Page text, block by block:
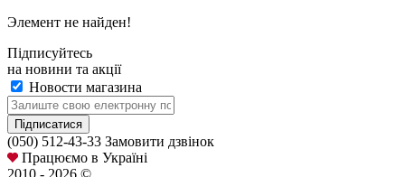
Элемент не найден!
Підписуйтесь
на новини та акції
Новости магазина
(050) 512-43-33 Замовити дзвінок
Працюємо в Україні
2010 - 2026 ©